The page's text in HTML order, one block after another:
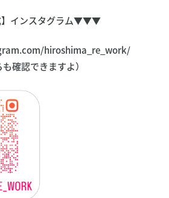
インスタグラム▼▼▼
hiroshima_re_work/
確認できますよ）